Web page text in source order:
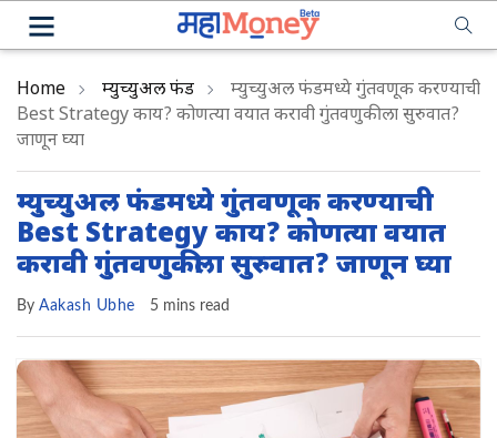
Home म्युच्युअल फंड
म्युच्युअल फंडमध्ये गुंतवणूक करण्याची
Best Strategy काय? कोणत्या वयात करावी गुंतवणुकीला सुरुवात?
जाणून घ्या
म्युच्युअल फंडमध्ये गुंतवणूक करण्याची
Best Strategy काय? कोणत्या वयात
करावी गुंतवणुकीला सुरुवात? जाणून घ्या
By Aakash Ubhe 5 mins read